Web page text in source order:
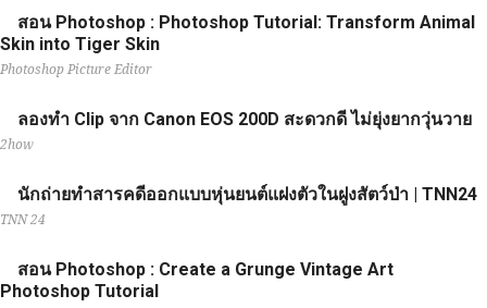
สอน Photoshop : Photoshop Tutorial: Transform Animal
Skin into Tiger Skin
Photoshop Picture Editor
ลองทำ Clip จาก Canon EOS 200D สะดวกดี ไม่ยุ่งยากวุ่นวาย
2how
นักถ่ายทำสารคดีออกแบบหุ่นยนต์แฝงตัวในฝูงสัตว์ป่า | TNN24
TNN 24
สอน Photoshop : Create a Grunge Vintage Art
Photoshop Tutorial